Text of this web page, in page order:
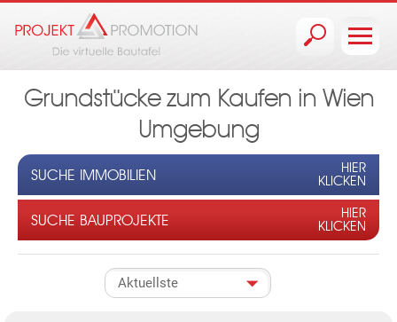
Grundstücke zum Kaufen in Wien
Umgebung
SUCHE IMMOBILIEN
HIER
KLICKEN
SUCHE BAUPROJEKTE
HIER
KLICKEN